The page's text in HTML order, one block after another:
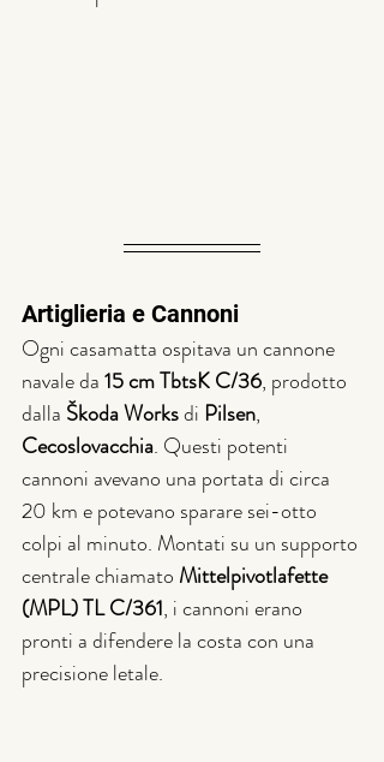
Artiglieria e Cannoni
Ogni casamatta ospitava un cannone
navale da 15 cm TbtsK C/36, prodotto
dalla Škoda Works di Pilsen,
Cecoslovacchia. Questi potenti
cannoni avevano una portata di circa
20 km e potevano sparare sei-otto
colpi al minuto. Montati su un supporto
centrale chiamato Mittelpivotlafette
(MPL) TL C/361, i cannoni erano
pronti a difendere la costa con una
precisione letale.